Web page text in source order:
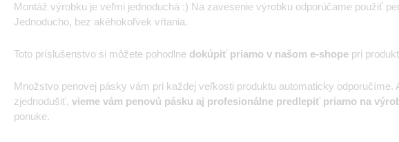
Montáž výrobku je veľmi jednoduchá :) Na zavesenie výrobku odporúčame použiť
Jednoducho, bez akéhokoľvek vŕtania.
Toto príslušenstvo si môžete pohodlne dokúpiť priamo v našom e-shope pri
Množstvo penovej pásky vám pri každej veľkosti produktu automaticky odporučíme.
zjednodušiť, vieme vám penovú pásku aj profesionálne predlepiť priamo na
ponuke.